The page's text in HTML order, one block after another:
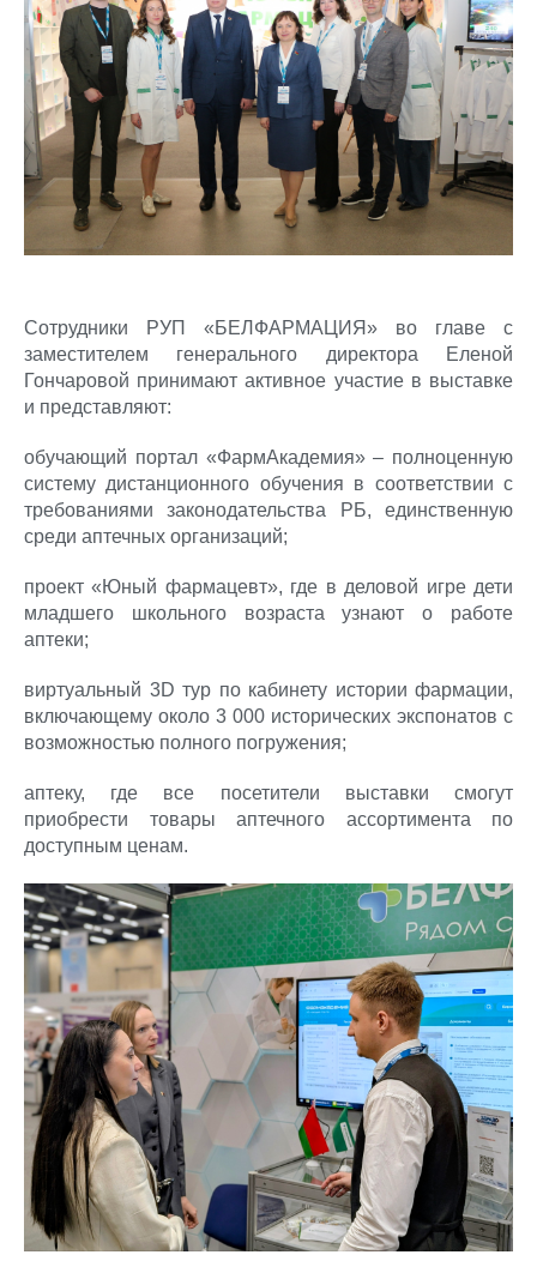
Сотрудники РУП «БЕЛФАРМАЦИЯ» во главе с
заместителем генерального директора Еленой
Гончаровой принимают активное участие в выставке
и представляют:
обучающий портал «ФармАкадемия» – полноценную
систему дистанционного обучения в соответствии с
требованиями законодательства РБ, единственную
среди аптечных организаций;
проект «Юный фармацевт», где в деловой игре дети
младшего школьного возраста узнают о работе
аптеки;
виртуальный 3D тур по кабинету истории фармации,
включающему около 3 000 исторических экспонатов с
возможностью полного погружения;
аптеку, где все посетители выставки смогут
приобрести товары аптечного ассортимента по
доступным ценам.